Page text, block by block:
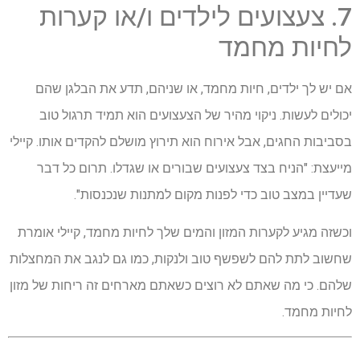
7. צעצועים לילדים ו/או קערות
לחיות מחמד
אם יש לך ילדים, חיות מחמד, או שניהם, תדע את הבלגן שהם
יכולים לעשות. ניקוי מהיר של הצעצועים הוא תמיד תרגול טוב
בסביבות החגים, אבל אירוח הוא תירוץ מושלם להקדים אותו. קיילי
מייעצת: "הניח בצד צעצועים שבורים או שגדלו. תרום כל דבר
שעדיין במצב טוב כדי לפנות מקום למתנות שנכנסות".
וכשזה מגיע לקערות המזון והמים שלך לחיות מחמד, קיילי אומרת
שחשוב לתת להם לשפשף טוב ולנקות, כמו גם לנגב את המחצלות
שלהם. כי מה שאתם לא רוצים כשאתם מארחים זה ריחות של מזון
לחיות מחמד.